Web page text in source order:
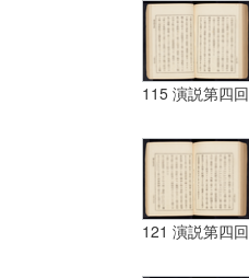
115 演説第四回
121 演説第四回